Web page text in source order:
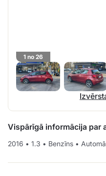
1 no 26
Vispārīgā informācija par
2016 • 1.3 • Benzīns •